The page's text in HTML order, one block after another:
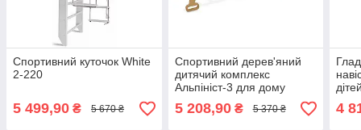
Спортивний куточок White
2-220
5 499,90 ₴ 5 670 ₴
Спортивний дерев'яний
дитячий комплекс
Альпініст-3 для дому
5 208,90₴ 5 370 ₴ 4